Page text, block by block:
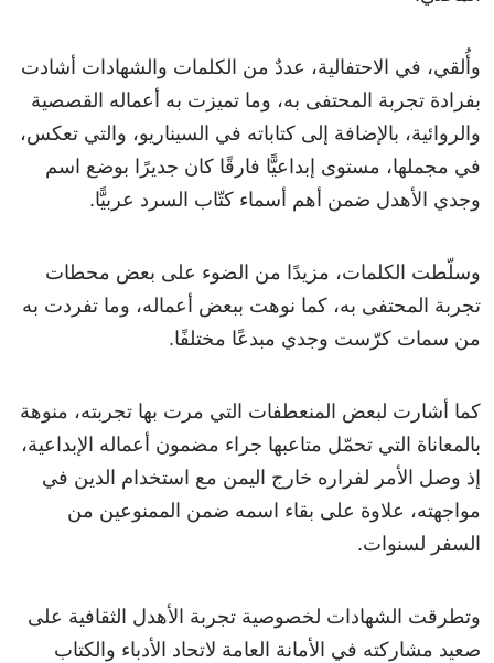
وأُلقي، في الاحتفالية، عددٌ من الكلمات والشهادات أشادت
بفرادة تجربة المحتفى به، وما تميزت به أعماله القصصية
والروائية، بالإضافة إلى كتاباته في السيناريو، والتي تعكس،
في مجملها، مستوى إبداعيًّا فارقًا كان جديرًا بوضع اسم
وجدي الأهدل ضمن أهم أسماء كتّاب السرد عربيًّا.
وسلّطت الكلمات، مزيدًا من الضوء على بعض محطات
تجربة المحتفى به، كما نوهت ببعض أعماله، وما تفردت به
من سمات كرّست وجدي مبدعًا مختلفًا.
كما أشارت لبعض المنعطفات التي مرت بها تجربته، منوهة
بالمعاناة التي تحمّل متاعبها جراء مضمون أعماله الإبداعية،
إذ وصل الأمر لفراره خارج اليمن مع استخدام الدين في
مواجهته، علاوة على بقاء اسمه ضمن الممنوعين من
السفر لسنوات.
وتطرقت الشهادات لخصوصية تجربة الأهدل الثقافية على
صعيد مشاركته في الأمانة العامة لاتحاد الأدباء والكتاب